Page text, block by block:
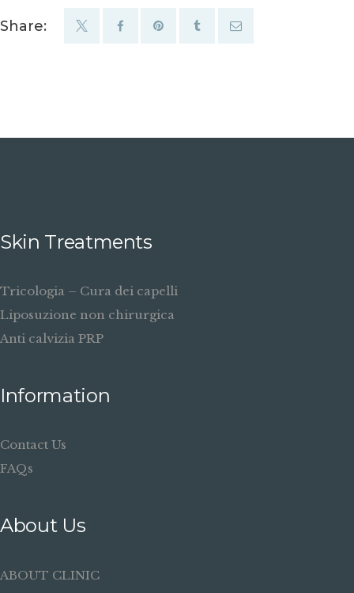
Share:
Skin Treatments
Tricologia – Cura dei capelli
Liposuzione non chirurgica
Anti calvizia PRP
Information
Contact Us
FAQs
About Us
ABOUT CLINIC